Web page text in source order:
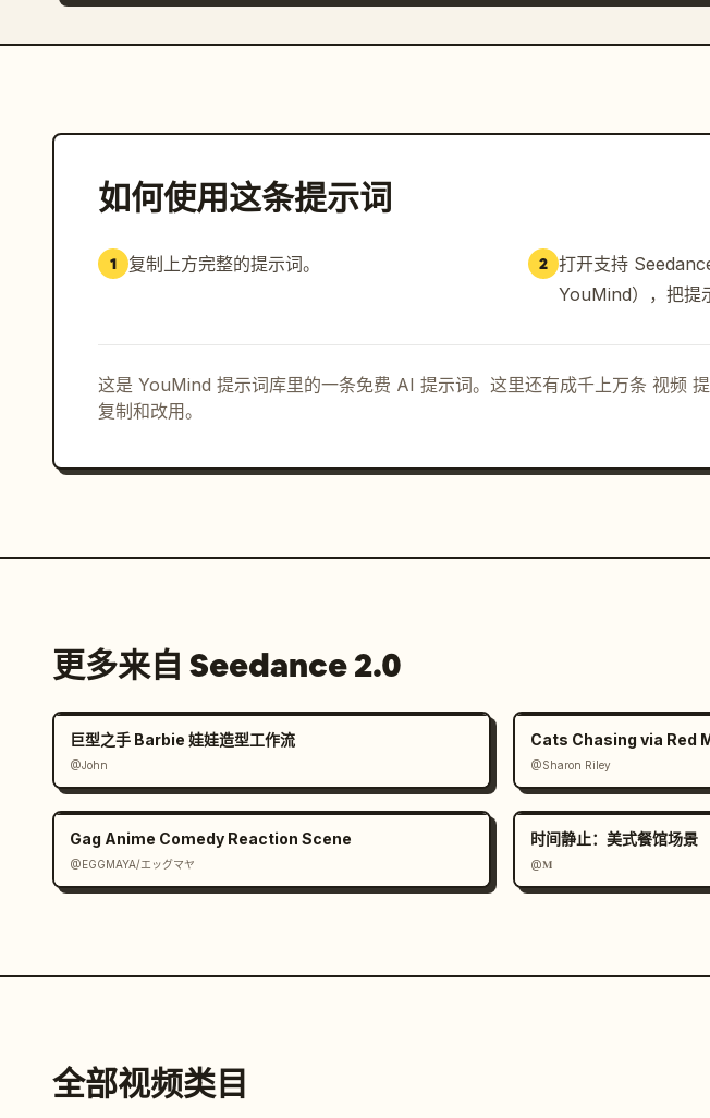
如何使用这条提示词
1 复制上方完整的提示词。 2 打开支持
YouMind），把提
这是 YouMind 提示词库里的一条免费 AI 提示词。这里还有成千上万条 视频
复制和改用。
更多来自 Seedance 2.0
巨型之手 Barbie 娃娃造型工作流
@John
Cats Chasing via Red
@Sharon Riley
Gag Anime Comedy Reaction Scene
@EGGMAYA/エッグマヤ
时间静止：美式餐馆场景
@𝐌
全部视频类目